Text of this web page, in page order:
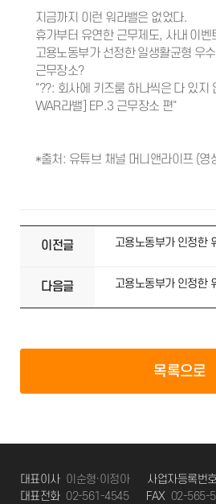
지금까지 이런 워라밸은 없었다.
휴가부터 유연한 근무제도, 사내 이벤
고용노동부가 선정한 일생활균형 우
근무장소?
"??: 회사에 키즈룸 하나씩은 다 있지
WAR라밸] EP.3 근무장소 편"
*출처: 유튜브 채널 머니앤라이프 (영
이전글
다음글
목록으로
대표이사 이순형·이정아 사업자등록번호
대표전화 02-561-4545 FAX 02-565-